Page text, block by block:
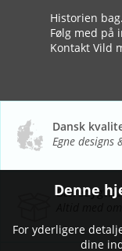
Historien
Følg med på
Kontakt Vild
Dansk
Egne
Denne
For yderligere
dine